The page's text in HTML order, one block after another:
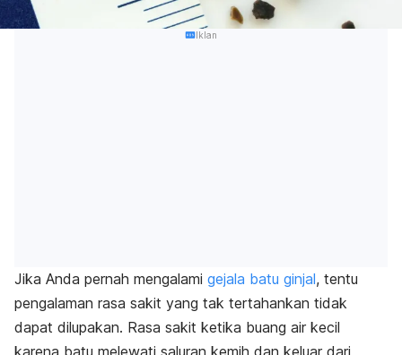
Iklan
Jika Anda pernah mengalami gejala batu ginjal, tentu
pengalaman rasa sakit yang tak tertahankan tidak
dapat dilupakan. Rasa sakit ketika buang air kecil
karena batu melewati saluran kemih dan keluar dari